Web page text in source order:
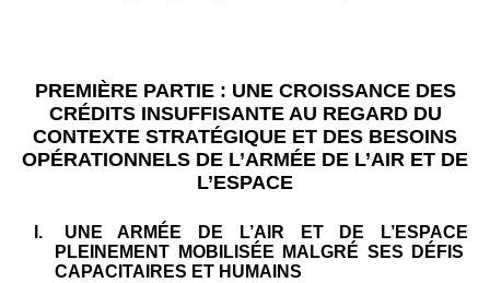
PREMIÈRE PARTIE : UNE CROISSANCE DES
CRÉDITS INSUFFISANTE AU REGARD DU
CONTEXTE STRATÉGIQUE ET DES BESOINS
OPÉRATIONNELS DE L’ARMÉE DE L’AIR ET DE
L’ESPACE
I.
UNE ARMÉE DE L’AIR ET DE L’ESPACE
PLEINEMENT MOBILIS É E MALGR É SES D É FIS
CAPACITAIRES ET HUMAINS